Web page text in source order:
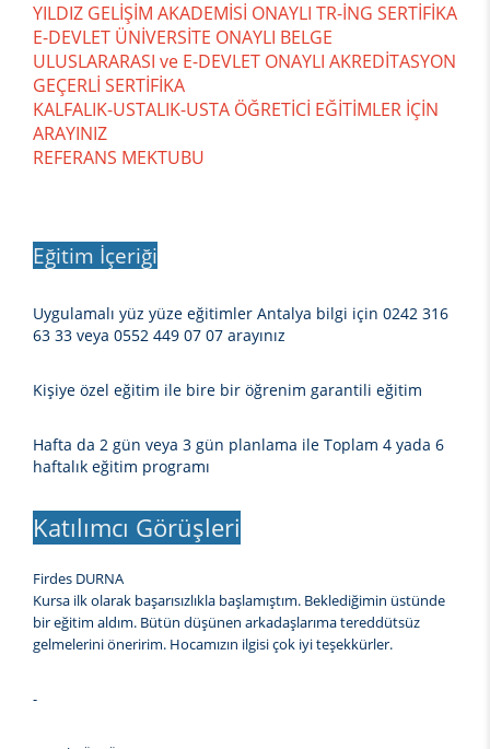
YILDIZ GELİŞİM AKADEMİSİ ONAYLI TR-İNG SERTİFİKA
E-DEVLET ÜNİVERSİTE ONAYLI BELGE
ULUSLARARASI ve E-DEVLET ONAYLI AKREDİTASYON
GEÇERLİ SERTİFİKA
KALFALIK-USTALIK-USTA ÖĞRETİCİ EĞİTİMLER İÇİN
ARAYINIZ
REFERANS MEKTUBU
Eğitim İçeriği
Uygulamalı yüz yüze eğitimler Antalya bilgi için 0242 316
63 33 veya 0552 449 07 07 arayınız
Kişiye özel eğitim ile bire bir öğrenim garantili eğitim
Hafta da 2 gün veya 3 gün planlama ile Toplam 4 yada 6
haftalık eğitim programı
Katılımcı Görüşleri
Firdes DURNA
Kursa ilk olarak başarısızlıkla başlamıştım. Beklediğimin üstünde
bir eğitim aldım. Bütün düşünen arkadaşlarıma tereddütsüz
gelmelerini öneririm. Hocamızın ilgisi çok iyi teşekkürler.
-